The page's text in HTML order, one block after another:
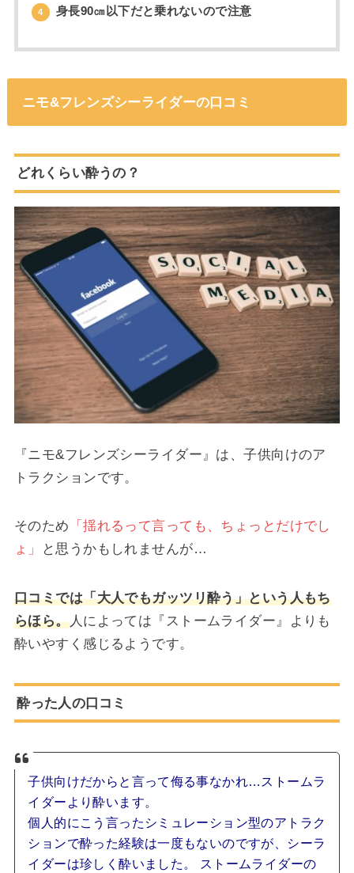
4 身長90㎝以下だと乗れないので注意
ニモ&フレンズシーライダーの口コミ
どれくらい酔うの？
『ニモ&フレンズシーライダー』は、子供向けのア
トラクションです。
そのため 「揺れるって言っても、ちょっとだけでし
ょ」
と思うかもしれませんが…
口コミでは「大人でもガッツリ酔う」という人もち
らほら。人によっては『ストームライダー』よりも
酔いやすく感じるようです。
酔った人の口コミ
子供向けだからと言って侮る事なかれ…ストームラ
イダーより酔います。
個人的にこう言ったシミュレーション型のアトラク
ションで酔った経験は一度もないのですが、シーラ
イダーは珍しく酔いました。 ストームライダーの